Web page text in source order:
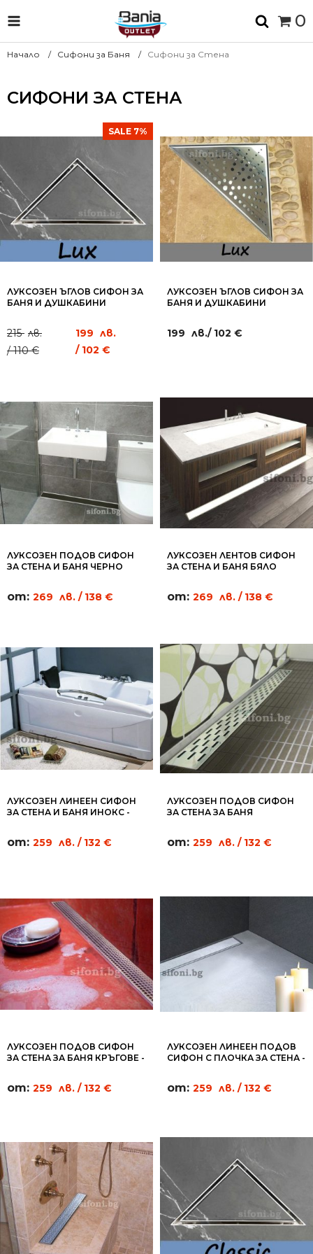
0
Начало Сифони за Баня Сифони за Стена
СИФОНИ ЗА СТЕНА
SALE 7%
ЛУКСОЗЕН ЪГЛОВ СИФОН ЗА
БАНЯ И ДУШКАБИНИ
215 лв.
/ 110 €
Original
price
/
€.
199 лв.
/ 102 €
Current
price
/
€.
ЛУКСОЗЕН ЪГЛОВ СИФОН ЗА
БАНЯ И ДУШКАБИНИ
199 лв./ 102 €
ЛУКСОЗЕН ПОДОВ СИФОН
ЗА СТЕНА И БАНЯ ЧЕРНО
от: 269 лв. / 138 €
ЛУКСОЗЕН ЛЕНТОВ СИФОН
ЗА СТЕНА И БАНЯ БЯЛО
от: 269 лв. / 138 €
ЛУКСОЗЕН ЛИНЕЕН СИФОН
ЗА СТЕНА И БАНЯ ИНОКС -
от: 259 лв. / 132 €
ЛУКСОЗЕН ПОДОВ СИФОН
ЗА СТЕНА ЗА БАНЯ
от: 259 лв. / 132 €
ЛУКСОЗЕН ПОДОВ СИФОН
ЗА СТЕНА ЗА БАНЯ КРЪГОВЕ -
от: 259 лв. / 132 €
ЛУКСОЗЕН ЛИНЕЕН ПОДОВ
СИФОН С ПЛОЧКА ЗА СТЕНА -
от: 259 лв. / 132 €